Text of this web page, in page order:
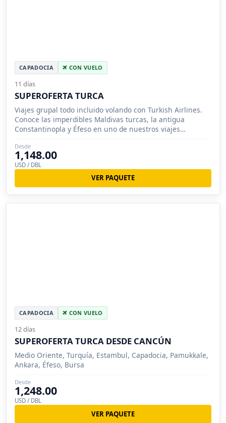
CAPADOCIA CON VUELO
11 días
SUPEROFERTA TURCA
Viajes grupal todo incluido volando con Turkish Airlines.
Conoce las imperdibles Maldivas turcas, la antigua
Constantinopla y Éfeso en uno de nuestros viajes
Desde
1,148.00
USD / DBL
VER PAQUETE
CAPADOCIA CON VUELO
12 días
SUPEROFERTA TURCA DESDE CANCÚN
Medio Oriente, Turquía, Estambul, Capadocia, Pamukkale,
Ankara, Éfeso, Bursa
Desde
1,248.00
USD / DBL
VER PAQUETE